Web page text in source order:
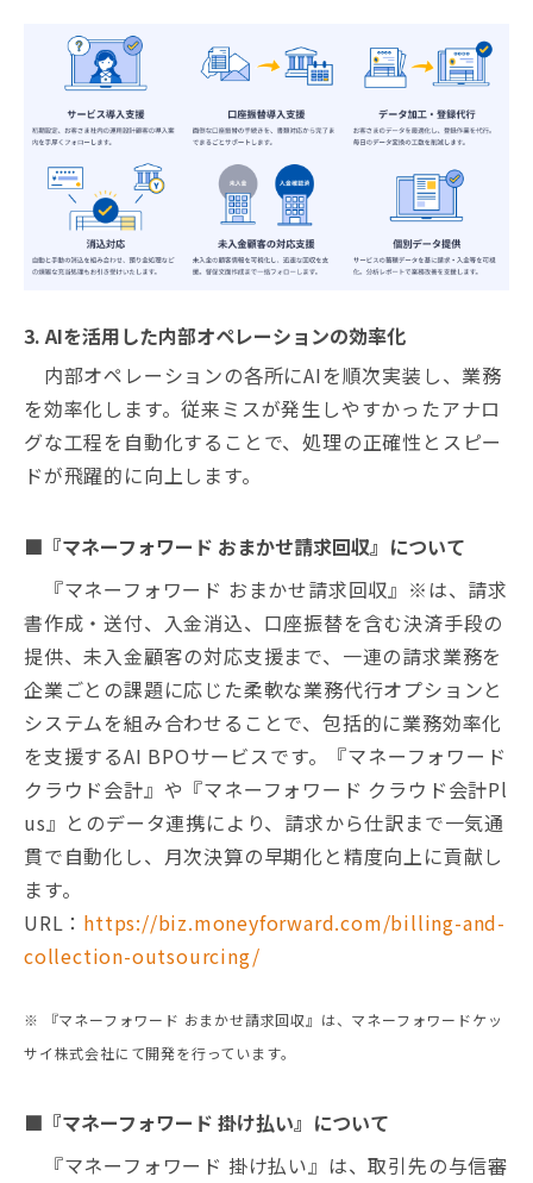
3. AIを活用した内部オペレーションの効率化
内部オペレーションの各所にAIを順次実装し、業務
を効率化します。従来ミスが発生しやすかったアナロ
グな工程を自動化することで、処理の正確性とスピー
ドが飛躍的に向上します。
■『マネーフォワード おまかせ請求回収』について
『マネーフォワード おまかせ請求回収』※は、請求
書作成・送付、入金消込、口座振替を含む決済手段の
提供、未入金顧客の対応支援まで、一連の請求業務を
企業ごとの課題に応じた柔軟な業務代行オプションと
システムを組み合わせることで、包括的に業務効率化
を支援するAI BPOサービスです。『マネーフォワード
クラウド会計』や『マネーフォワード クラウド会計Pl
us』とのデータ連携により、請求から仕訳まで一気通
貫で自動化し、月次決算の早期化と精度向上に貢献し
ます。
URL： https://biz.moneyforward.com/billing-and-
collection-outsourcing/
※ 『マネーフォワード おまかせ請求回収』は、マネーフォワードケッ
サイ株式会社にて開発を行っています。
■『マネーフォワード 掛け払い』について
『マネーフォワード 掛け払い』は、取引先の与信審